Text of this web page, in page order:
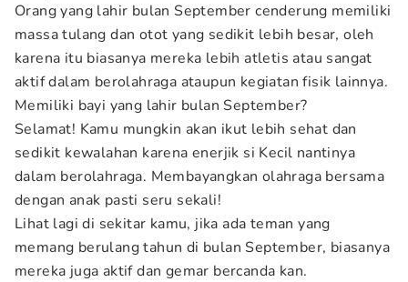
Orang yang lahir bulan September cenderung memiliki
massa tulang dan otot yang sedikit lebih besar, oleh
karena itu biasanya mereka lebih atletis atau sangat
aktif dalam berolahraga ataupun kegiatan fisik lainnya.
Memiliki bayi yang lahir bulan September?
Selamat! Kamu mungkin akan ikut lebih sehat dan
sedikit kewalahan karena enerjik si Kecil nantinya
dalam berolahraga. Membayangkan olahraga bersama
dengan anak pasti seru sekali!
Lihat lagi di sekitar kamu, jika ada teman yang
memang berulang tahun di bulan September, biasanya
mereka juga aktif dan gemar bercanda kan.